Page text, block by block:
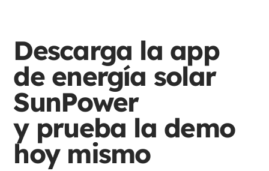
Descarga la app
de energía solar
SunPower
y prueba la demo
hoy mismo